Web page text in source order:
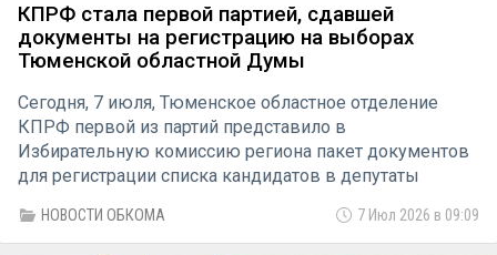
КПРФ стала первой партией, сдавшей
документы на регистрацию на выборах
Тюменской областной Думы
Сегодня, 7 июля, Тюменское областное отделение
КПРФ первой из партий представило в
Избирательную комиссию региона пакет документов
для регистрации списка кандидатов в депутаты
НОВОСТИ ОБКОМА 7 Июл 2026 в 09:09